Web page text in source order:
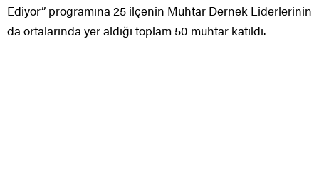
Ediyor” programına 25 ilçenin Muhtar Dernek Liderlerinin
da ortalarında yer aldığı toplam 50 muhtar katıldı.